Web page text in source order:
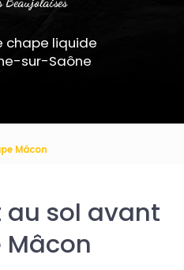
chape liquide
sur-Saône
Mâcon
au sol avant